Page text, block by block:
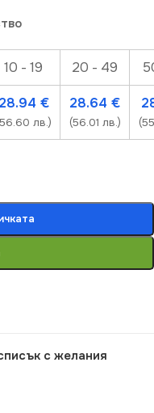
10 - 19 20 - 49
28.94 €
лв.)
28.64 €
(56.01 лв.)
с желания